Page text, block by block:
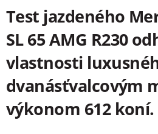
Test jazdeného
SL 65 AMG R230
vlastnosti
dvanásťvalcovým
výkonom 612 koní.